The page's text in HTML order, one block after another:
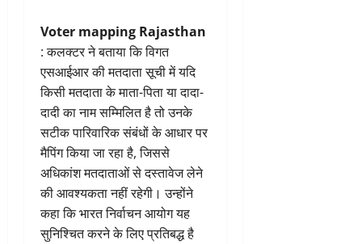
Voter mapping Rajasthan
: कलक्टर ने बताया कि विगत
एसआईआर की मतदाता सूची में यदि
किसी मतदाता के माता-पिता या दादा-
दादी का नाम सम्मिलित है तो उनके
सटीक पारिवारिक संबंधों के आधार पर
मैपिंग किया जा रहा है, जिससे
अधिकांश मतदाताओं से दस्तावेज लेने
की आवश्यकता नहीं रहेगी। उन्होंने
कहा कि भारत निर्वाचन आयोग यह
सुनिश्चित करने के लिए प्रतिबद्ध है